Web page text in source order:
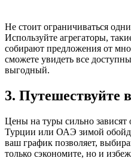
Не стоит ограничиваться
Используйте агрегаторы,
собирают предложения от
сможете увидеть все
выгодный.
3. Путешествуйте
Цены на туры сильно зависят
Турции или ОАЭ зимой
ваш график позволяет,
только сэкономите, но и